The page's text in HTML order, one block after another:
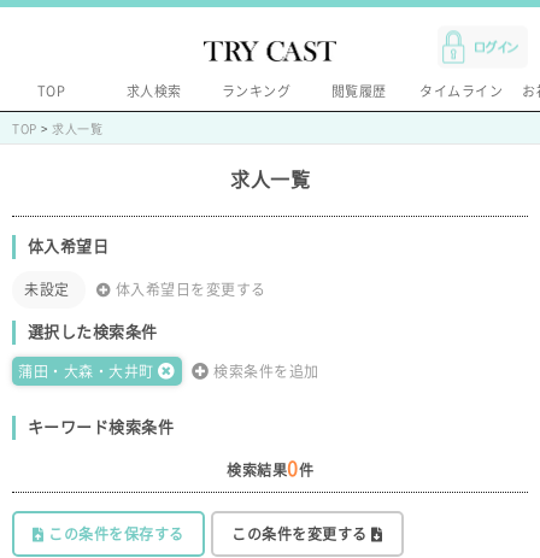
TOP 求人検索 ランキング 閲覧履歴 タイムライン お
TOP > 求人一覧
求人一覧
体入希望日
未設定 体入希望日を変更する
選択した検索条件
蒲田・大森・大井町 検索条件を追加
キーワード検索条件
検索結果0件
この条件を保存する この条件を変更する